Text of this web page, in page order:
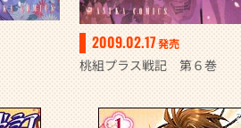
2009.02.17発売
桃組プラス戦記 第６巻